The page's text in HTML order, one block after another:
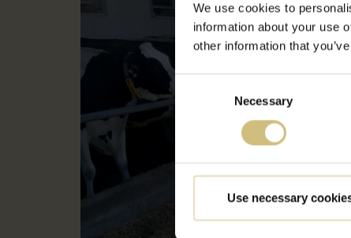
We use cookies to
information about your use
other information that
Necessary
Use necessary